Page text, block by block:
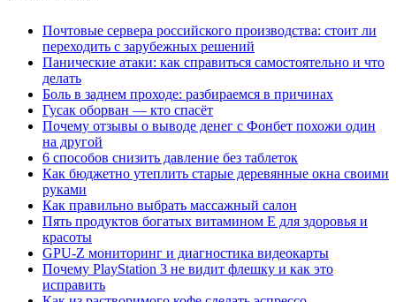
Почтовые сервера российского производства: стоит ли
переходить с зарубежных решений
Панические атаки: как справиться самостоятельно и что
делать
Боль в заднем проходе: разбираемся в причинах
Гусак оборван — кто спасёт
Почему отзывы о выводе денег с Фонбет похожи один
на другой
6 способов снизить давление без таблеток
Как бюджетно утеплить старые деревянные окна своими
руками
Как правильно выбрать массажный салон
Пять продуктов богатых витамином Е для здоровья и
красоты
GPU-Z мониторинг и диагностика видеокарты
Почему PlayStation 3 не видит флешку и как это
исправить